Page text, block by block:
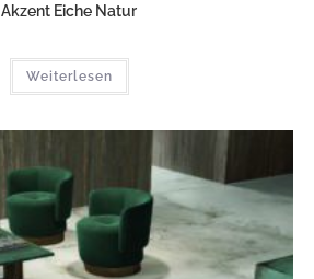
Akzent Eiche Natur
Weiterlesen